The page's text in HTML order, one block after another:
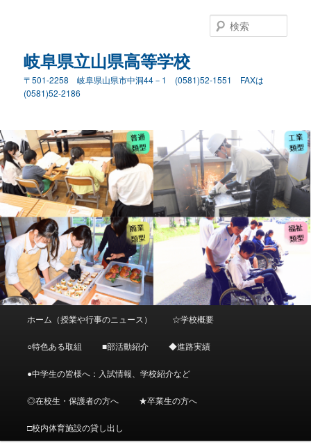
岐阜県立山県高等学校
〒501-2258 岐阜県山県市中洞44－1 (0581)52-1551 FAXは
(0581)52-2186
索
メ
イ
ン
コ
ン
サ
ブ
コ
ン
テ
ホーム（授業や行事のニュース） ☆学校概要
○特色ある取組 ■部活動紹介 ◆進路実績
●中学生の皆様へ：入試情報、学校紹介など
◎在校生・保護者の方へ ★卒業生の方へ
□校内体育施設の貸し出し